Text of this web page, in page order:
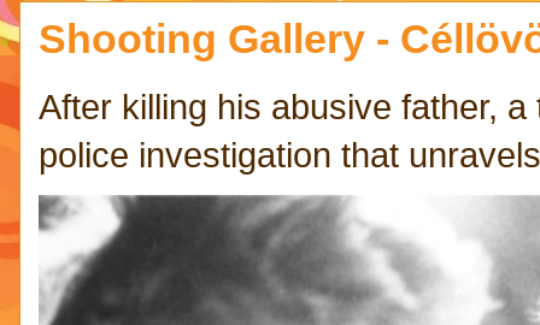
Shooting Gallery -
After killing his abusive father,
police investigation that